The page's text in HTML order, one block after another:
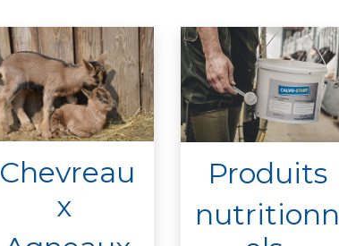
Chevreau
x ​
Produits
nutritionn